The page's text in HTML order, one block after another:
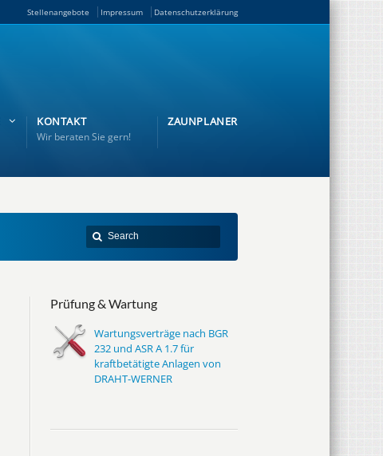
Stellenangebote Impressum Datenschutzerklärung
KONTAKT
Wir beraten Sie gern!
ZAUNPLANER
Prüfung & Wartung
Wartungsverträge nach BGR
232 und ASR A 1.7 für
kraftbetätigte Anlagen von
DRAHT-WERNER